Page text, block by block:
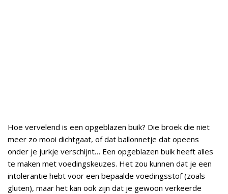
Hoe vervelend is een opgeblazen buik? Die broek die niet
meer zo mooi dichtgaat, of dat ballonnetje dat opeens
onder je jurkje verschijnt… Een opgeblazen buik heeft alles
te maken met voedingskeuzes. Het zou kunnen dat je een
intolerantie hebt voor een bepaalde voedingsstof (zoals
gluten), maar het kan ook zijn dat je gewoon verkeerde